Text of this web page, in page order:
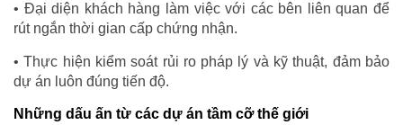
• Đại diện khách hàng làm việc với các bên liên quan để
rút ngắn thời gian cấp chứng nhận.
• Thực hiện kiểm soát rủi ro pháp lý và kỹ thuật, đảm bảo
dự án luôn đúng tiến độ.
Những dấu ấn từ các dự án tầm cỡ thế giới